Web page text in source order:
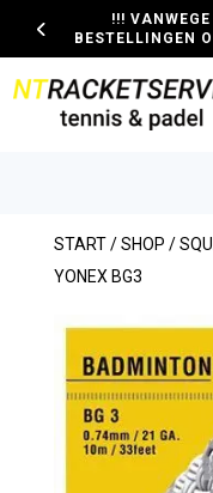
!!!
BESTELLINGEN
START/SHOP /
YONEX BG3